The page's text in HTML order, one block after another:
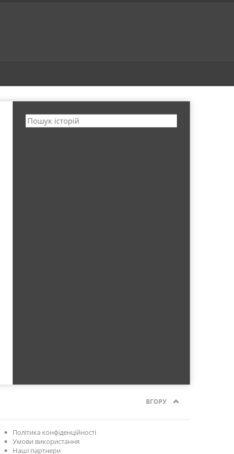
ВГОРУ
Політика конфіденційності
Умови використання
Наші партнери